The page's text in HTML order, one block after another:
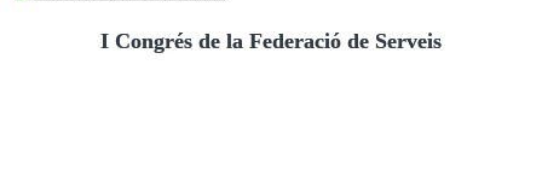
I Congrés de la Federació de Serveis